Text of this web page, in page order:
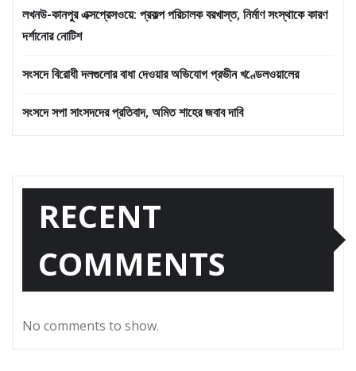
লখনউ-কানপুর এক্সপ্রেসওয়ে: প্রকল্প পরিচালক বরখাস্ত, নির্মাণ সংস্থাকে কারণ
দর্শানোর নোটিশ
সংসদে বিরোধী দলগুলোর বাধা দেওয়ার অভিযোগ প্রভীন খণ্ডেলওয়ালের
সংসদে সপা সাংসদদের প্রতিবাদ, অমিত শাহের জবাব দাবি
RECENT
COMMENTS
No comments to show.